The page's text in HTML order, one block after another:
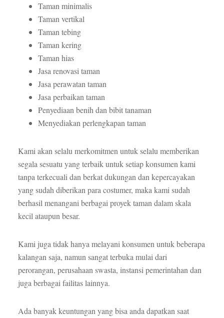
Taman minimalis
Taman vertikal
Taman tebing
Taman kering
Taman hias
Jasa renovasi taman
Jasa perawatan taman
Jasa perbaikan taman
Penyediaan benih dan bibit tanaman
Menyediakan perlengkapan taman
Kami akan selalu merkomitmen untuk selalu memberikan
segala sesuatu yang terbaik untuk setiap konsumen kami
tanpa terkecuali dan berkat dukungan dan kepercayakan
yang sudah diberikan para costumer, maka kami sudah
berhasil menangani berbagai proyek taman dalam skala
kecil ataupun besar.
Kami juga tidak hanya melayani konsumen untuk beberapa
kalangan saja, namun sangat terbuka mulai dari
perorangan, perusahaan swasta, instansi pemerintahan dan
juga berbagai failitas lainnya.
Ada banyak keuntungan yang bisa anda dapatkan saat